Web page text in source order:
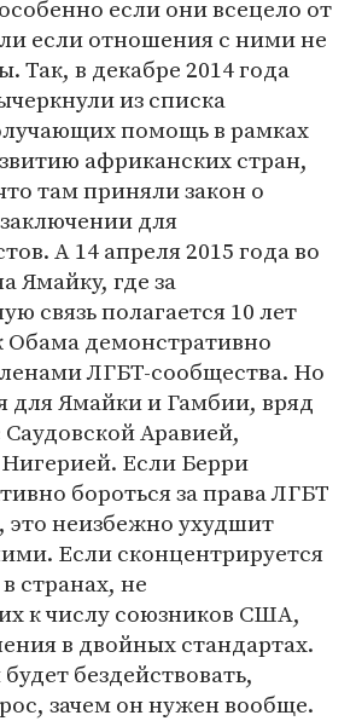
если они всецело от
если отношения с ними не
Так, в декабре 2014 года
из списка
помощь в рамках
африканских стран,
там приняли закон о
для
А 14 апреля 2015 года во
Ямайку, где за
связь полагается 10 лет
демонстративно
ЛГБТ-сообщества. Но
для Ямайки и Гамбии, вряд
Саудовской Аравией,
Если Берри
бороться за права ЛГБТ
это неизбежно ухудшит
Если сконцентрируется
странах, не
к числу союзников США,
в двойных стандартах.
бездействовать,
зачем он нужен вообще.